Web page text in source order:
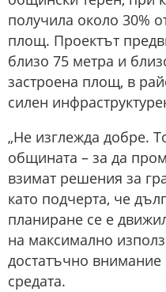
получила около 30%
площ. Проектът
близо 75 метра и
застроена площ, в
силен
„Не изглежда добре.
общината – за да
взимат решения за
като подчерта, че
планиране се е
на максимално
достатъчно внимание
средата.